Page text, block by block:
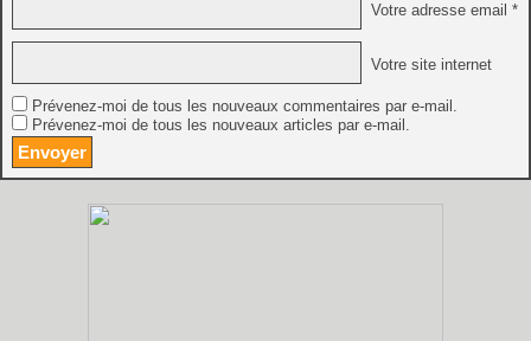
Votre adresse email *
Votre site internet
Prévenez-moi de tous les nouveaux commentaires par e-mail.
Prévenez-moi de tous les nouveaux articles par e-mail.